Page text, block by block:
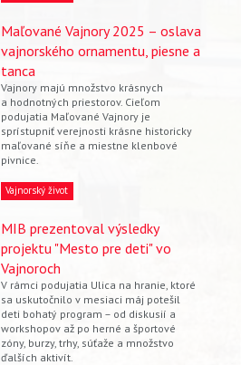
Maľované Vajnory 2025 – oslava
vajnorského ornamentu, piesne a
tanca
Vajnory majú množstvo krásnych
a hodnotných priestorov. Cieľom
podujatia Maľované Vajnory je
sprístupniť verejnosti krásne historicky
maľované síňe a miestne klenbové
pivnice.
Vajnorský život
MIB prezentoval výsledky
projektu "Mesto pre deti" vo
Vajnoroch
V rámci podujatia Ulica na hranie, ktoré
sa uskutočnilo v mesiaci máj potešil
deti bohatý program – od diskusií a
workshopov až po herné a športové
zóny, burzy, trhy, súťaže a množstvo
ďalších aktivít.